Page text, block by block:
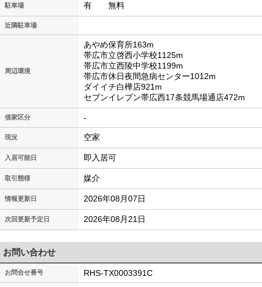
駐車場 有 無料
近隣駐車場
周辺環境
あやめ保育所163m
帯広市立啓西小学校1125m
帯広市立西陵中学校1199m
帯広市休日夜間急病センター1012m
ダイイチ白樺店921m
セブンイレブン帯広西17条競馬場通店472m
借家区分 -
現況 空家
入居可能日 即入居可
取引態様 媒介
情報更新日 2026年08月07日
次回更新予定日 2026年08月21日
お問い合わせ
お問合せ番号 RHS-TX0003391C